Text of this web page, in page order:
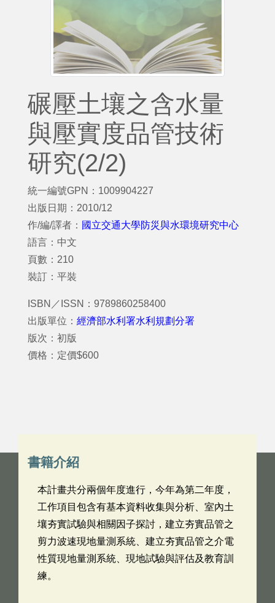
碾壓土壤之含水量
與壓實度品管技術
研究(2/2)
統一編號GPN：1009904227
出版日期：2010/12
作/編/譯者： 國立交通大學防災與水環境研究中心
語言：中文
頁數：210
裝訂：平裝
ISBN／ISSN：9789860258400
出版單位： 經濟部水利署水利規劃分署
版次：初版
價格：定價$600
書籍介紹
本計畫共分兩個年度進行，今年為第二年度，
工作項目包含有基本資料收集與分析、室內土
壤夯實試驗與相關因子探討，建立夯實品管之
剪力波速現地量測系統、建立夯實品管之介電
性質現地量測系統、現地試驗與評估及教育訓
練。